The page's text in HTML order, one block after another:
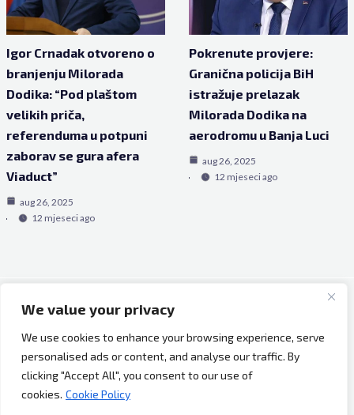
We value your privacy
We use cookies to enhance your browsing experience, serve
personalised ads or content, and analyse our traffic. By
clicking "Accept All", you consent to our use of
cookies. Cookie Policy
Igor Crnadak otvoreno o
branjenju Milorada
Dodika: “Pod plaštom
velikih priča,
referenduma u potpuni
zaborav se gura afera
Viaduct”
aug 26, 2025
12 mjeseci ago
Pokrenute provjere:
Granična policija BiH
istražuje prelazak
Milorada Dodika na
aerodromu u Banja Luci
aug 26, 2025
12 mjeseci ago
Copyright © 2026 Bh Dijaspora.
O nama
Marketing
Uslovi korištenja